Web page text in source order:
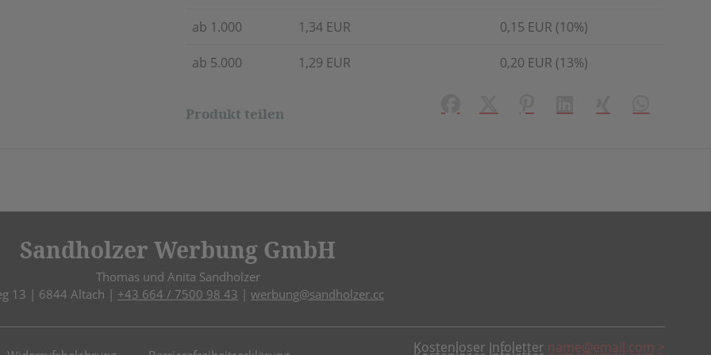
ab 1.000 1,34 EUR 0,15 EUR (10%)
ab 5.000 1,29 EUR 0,20 EUR (13%)
Produkt teilen Facebook
X PinterestLinkedInXing WhatsApp
Sandholzer Werbung GmbH
Thomas und Anita Sandholzer
13 | 6844 Altach | +43 664 / 7500 98 43 | werbung@sandholzer.cc
Kostenloser Infoletter name@email.com >